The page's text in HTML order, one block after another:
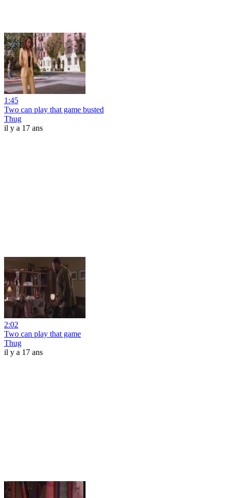
1:45
Two can play that game busted
Thug
il y a 17 ans
2:02
Two can play that game
Thug
il y a 17 ans